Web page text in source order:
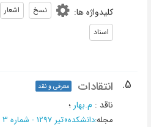
کلیدواژه ها: نسخ اشعار
اسناد
5. انتقادات معرفی و نقد
ناقد : م.بهار ؛
مجله:دانشکده»تیر 1297 - شماره 3